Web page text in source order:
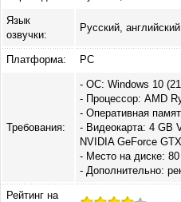
Язык
озвучки:
Русский,
Платформа: PC
Требования:
- ОС: Windows 10
- Процессор: AMD
- Оперативная
- Видеокарта: 4 GB
NVIDIA GeForce
- Место на диске:
- Дополнительно:
Рейтинг на